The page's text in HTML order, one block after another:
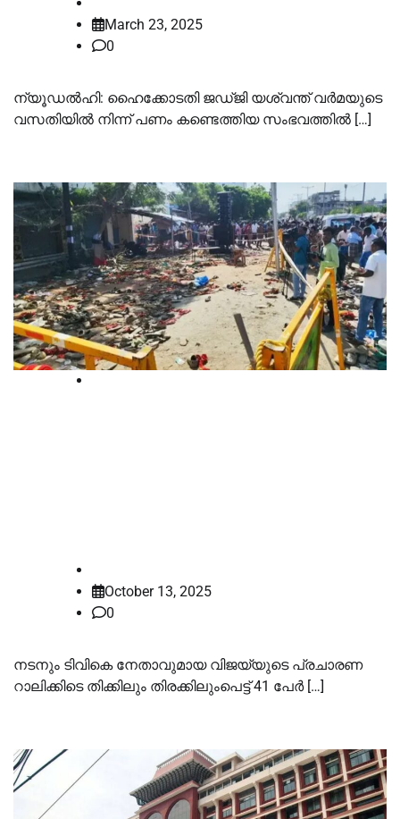
March 23, 2025
0
ന്യൂഡൽഹി: ഹൈക്കോടതി ജഡ്ജി യശ്വന്ത് വർമയുടെ
വസതിയിൽ നിന്ന് പണം കണ്ടെത്തിയ സംഭവത്തിൽ […]
October 13, 2025
0
നടനും ടിവികെ നേതാവുമായ വിജയ്‌യുടെ പ്രചാരണ
റാലിക്കിടെ തിക്കിലും തിരക്കിലുംപെട്ട് 41 പേർ […]